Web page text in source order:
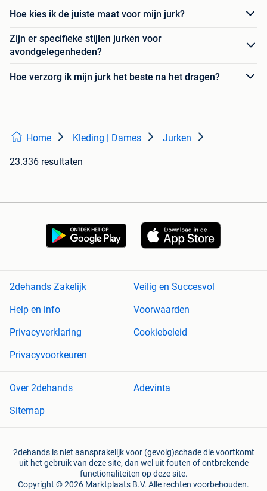
Hoe kies ik de juiste maat voor mijn jurk?
Zijn er specifieke stijlen jurken voor
avondgelegenheden?
Hoe verzorg ik mijn jurk het beste na het dragen?
Home Kleding | Dames Jurken
23.336 resultaten
2dehands Zakelijk
Veilig en Succesvol
Help en info
Voorwaarden
Privacyverklaring
Cookiebeleid
Privacyvoorkeuren
Over 2dehands
Adevinta
Sitemap
2dehands is niet aansprakelijk voor (gevolg)schade die voortkomt
uit het gebruik van deze site, dan wel uit fouten of ontbrekende
functionaliteiten op deze site.
Copyright © 2026 Marktplaats B.V. Alle rechten voorbehouden.